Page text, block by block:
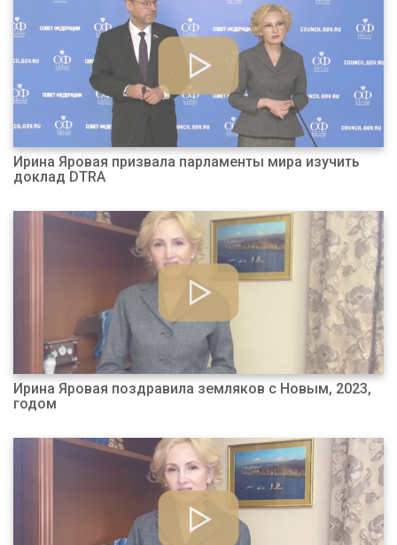
Ирина Яровая призвала парламенты мира изучить
доклад DTRA
Ирина Яровая поздравила земляков с Новым, 2023,
годом